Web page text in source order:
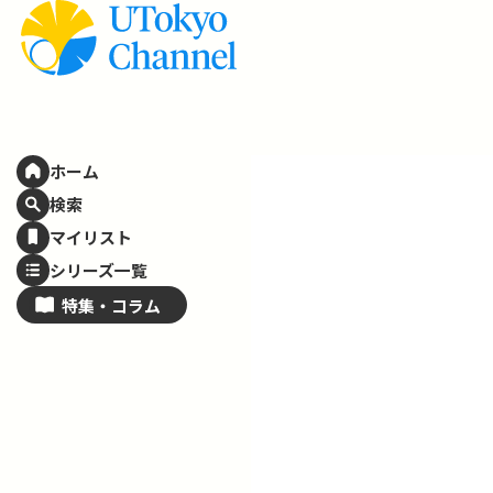
ホーム
検索
マイリスト
シリーズ一覧
特集・ コラム